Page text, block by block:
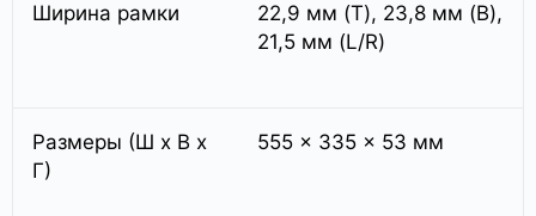
Ширина рамки
22,9 мм (T), 23,8 мм (B),
21,5 мм (L/R)
Размеры (Ш х В х
Г)
555 × 335 × 53 мм